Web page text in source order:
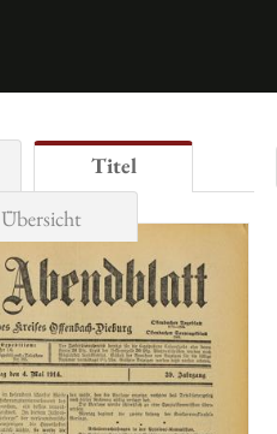
Titel
Übersicht